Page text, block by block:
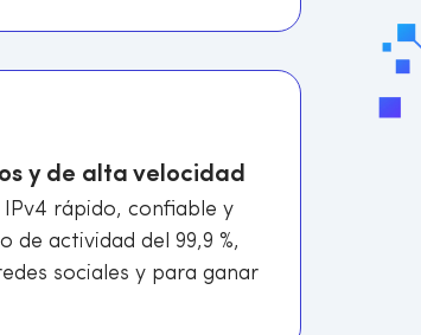
y de alta velocidad
rápido, confiable y
de actividad del 99,9 %,
sociales y para ganar